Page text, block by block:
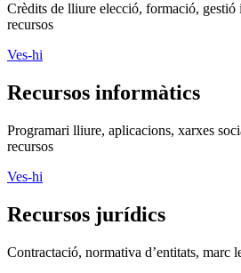
Crèdits de lliure elecció, formació, gestió
recursos
Ves-hi
Recursos informàtics
Programari lliure, aplicacions, xarxes
recursos
Ves-hi
Recursos jurídics
Contractació, normativa d’entitats, marc